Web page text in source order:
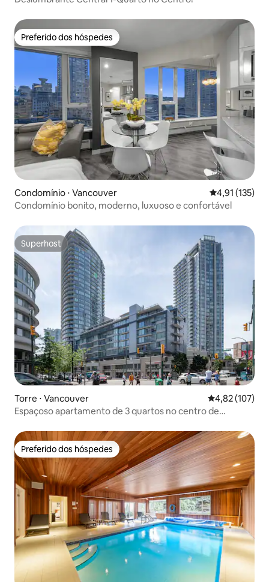
Preferido dos hóspedes
Preferido dos hóspedes
Condomínio ⋅ Vancouver 4,91 de uma
4,91 (135)
Condomínio bonito, moderno, luxuoso e confortável
Superhost
Superhost
Torre ⋅ Vancouver 4,82 de uma
4,82 (107)
Espaçoso apartamento de 3 quartos no centro de
Preferido dos hóspedes
Preferido dos hóspedes